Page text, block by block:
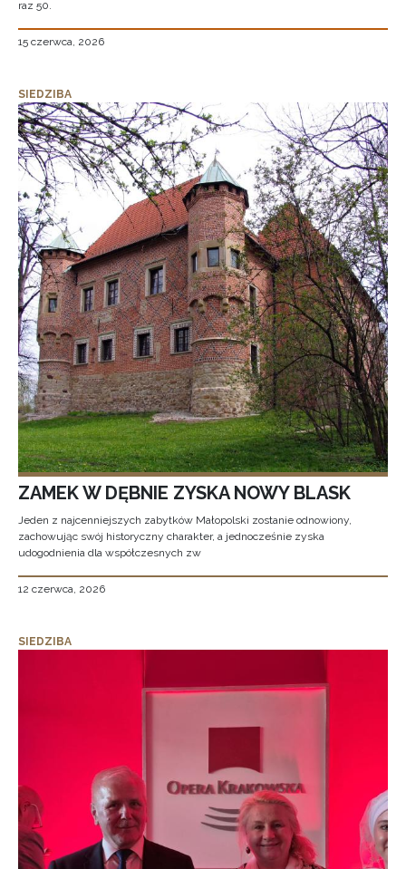
raz 50.
15 czerwca, 2026
SIEDZIBA
ZAMEK W DĘBNIE ZYSKA NOWY BLASK
Jeden z najcenniejszych zabytków Małopolski zostanie odnowiony,
zachowując swój historyczny charakter, a jednocześnie zyska
udogodnienia dla współczesnych zw
12 czerwca, 2026
SIEDZIBA